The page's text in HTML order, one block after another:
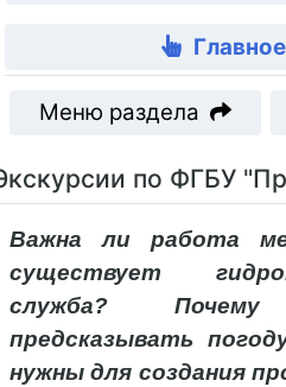
Меню раздела
по ФГБУ
Важна ли работа
существует
служба?
предсказывать
нужны для создания